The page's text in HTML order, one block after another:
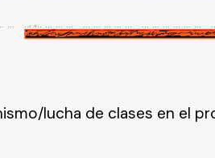
… … … … … … … … … … … … … … … … …
lucha de clases en el